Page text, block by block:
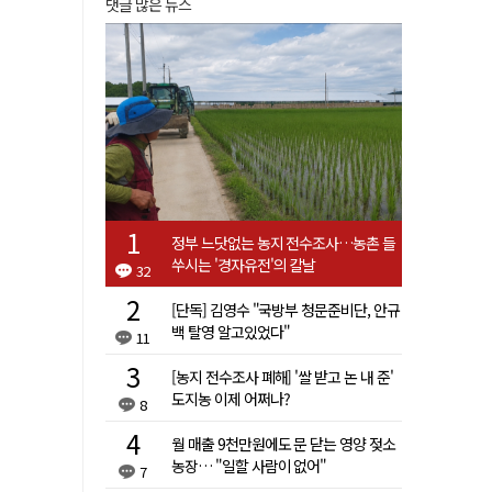
댓글 많은 뉴스
32
정부 느닷없는 농지 전수조사…농촌 들
쑤시는 '경자유전'의 칼날
11
[단독] 김영수 "국방부 청문준비단, 안규
백 탈영 알고있었다"
8
[농지 전수조사 폐해] '쌀 받고 논 내 준'
도지농 이제 어쩌나?
7
월 매출 9천만원에도 문 닫는 영양 젖소
농장… "일할 사람이 없어"